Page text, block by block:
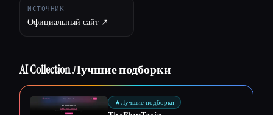
ИСТОЧНИК
Официальный сайт ↗︎
AI Collection Лучшие подборки
★Лучшие подборки